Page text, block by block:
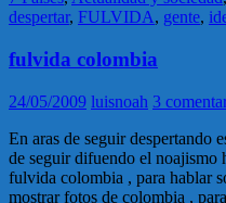
despertar, FULVIDA, gente,
fulvida colombia
24/05/2009 luisnoah 3
En aras de seguir despertando
de seguir difuendo el noajismo
fulvida colombia , para hablar
mostrar fotos de colombia ,